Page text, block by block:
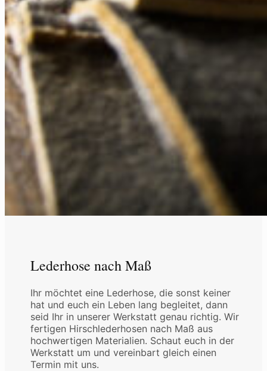
Lederhose nach Maß
Ihr möchtet eine Lederhose, die sonst keiner
hat und euch ein Leben lang begleitet, dann
seid Ihr in unserer Werkstatt genau richtig. Wir
fertigen Hirschlederhosen nach Maß aus
hochwertigen Materialien. Schaut euch in der
Werkstatt um und vereinbart gleich einen
Termin mit uns.